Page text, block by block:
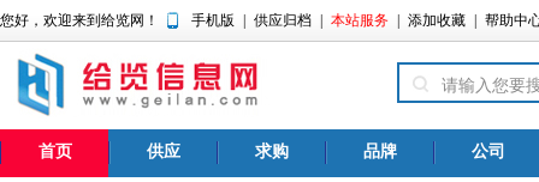
您好，欢迎来到给览网！ 手机版 供应归档 本站服务 添加收藏 帮助中
首页 供应 求购 品牌 公司